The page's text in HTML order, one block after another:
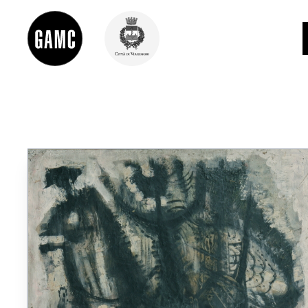
DIDATTICA
SHOP
LE COLLEZIONI
GLI AUTORI
LORENZO VIANI
MOSTRE
EVENTI
PALAZZO DELLE MUSE